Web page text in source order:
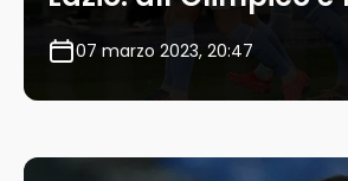
07 marzo 2023, 20:47